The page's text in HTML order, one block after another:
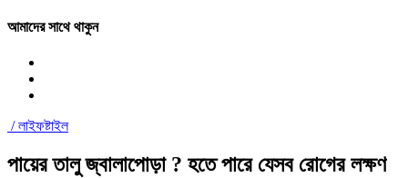
আমাদের সাথে থাকুন
/লাইফষ্টাইল
পায়ের তালু জ্বালাপোড়া ? হতে পারে যেসব রোগের লক্ষণ